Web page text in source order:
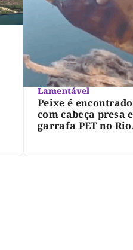
Lamentável
Peixe é encontrado
com cabeça presa
garrafa PET no Rio